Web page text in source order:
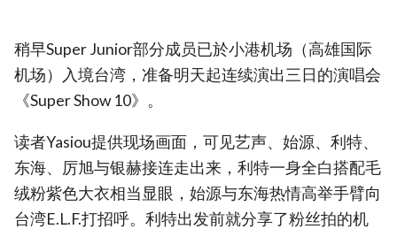
稍早Super Junior部分成员已於小港机场（高雄国际
机场）入境台湾，准备明天起连续演出三日的演唱会
《Super Show 10》。
读者Yasiou提供现场画面，可见艺声、始源、利特、
东海、厉旭与银赫接连走出来，利特一身全白搭配毛
绒粉紫色大衣相当显眼，始源与东海热情高举手臂向
台湾E.L.F.打招呼。利特出发前就分享了粉丝拍的机